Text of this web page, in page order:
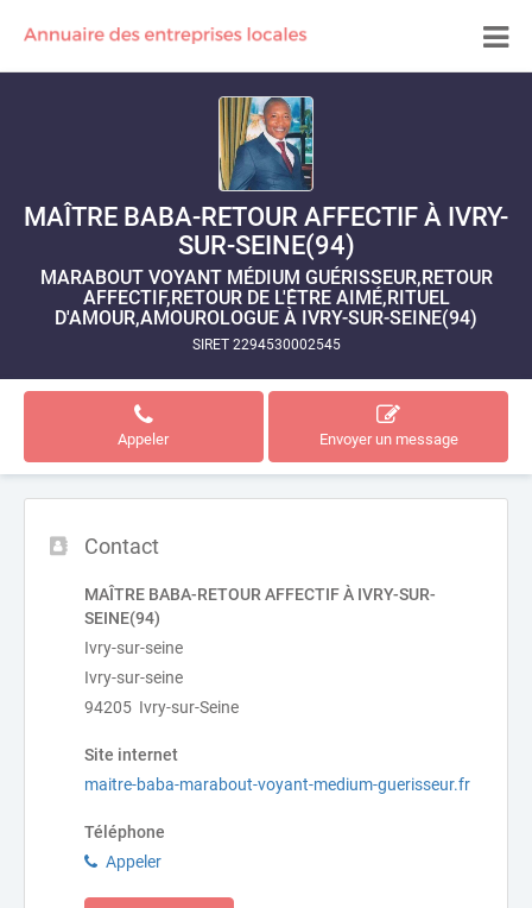
MAÎTRE BABA-RETOUR AFFECTIF À IVRY-
SUR-SEINE(94)
MARABOUT VOYANT MÉDIUM GUÉRISSEUR,RETOUR
AFFECTIF,RETOUR DE L'ÊTRE AIMÉ,RITUEL
D'AMOUR,AMOUROLOGUE À IVRY-SUR-SEINE(94)
SIRET 2294530002545
Appeler Envoyer un message
Contact
MAÎTRE BABA-RETOUR AFFECTIF À IVRY-SUR-
SEINE(94)
Ivry-sur-seine
Ivry-sur-seine
94205 Ivry-sur-Seine
Site internet
maitre-baba-marabout-voyant-medium-guerisseur.fr
Téléphone
Appeler